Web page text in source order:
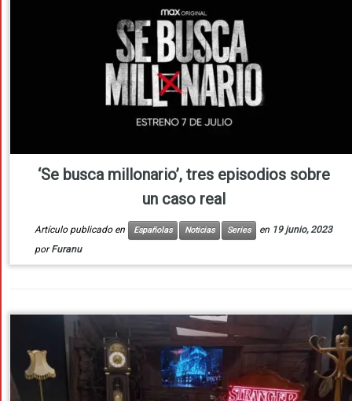
‘Se busca millonario’, tres episodios sobre
un caso real
Artículo publicado en Españolas Noticias Series en 19 junio, 2023
porFuranu